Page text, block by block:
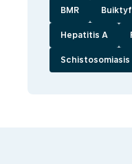
BMR
Hepatitis A
Schistosomiasis